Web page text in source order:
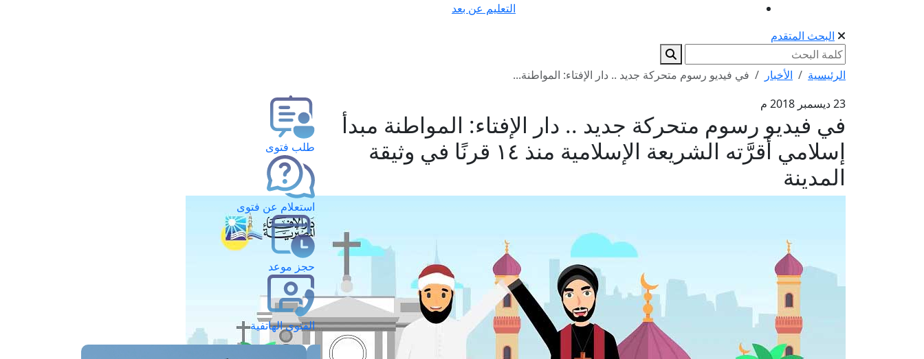
التعليم عن بعد
البحث المتقدم
الرئيسية الأخبار
في فيديو رسوم متحركة جديد .. دار الإفتاء: المواطنة...
23 ديسمبر 2018 م
في فيديو رسوم متحركة جديد .. دار الإفتاء: المواطنة مبدأ
إسلامي أقرَّته الشريعة الإسلامية منذ ١٤ قرنًا في وثيقة
المدينة
طلب فتوى
استعلام عن فتوى
حجز موعد
الفتوى الهاتفية